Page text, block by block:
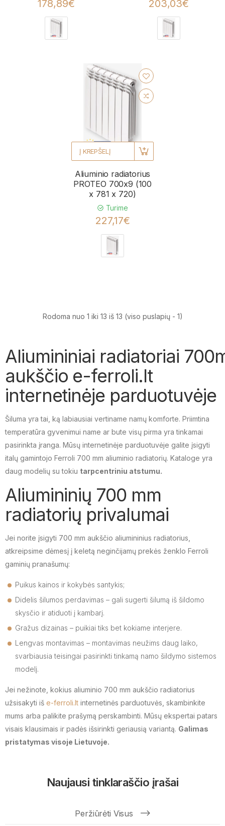
178,89€ 203,03€
Į KREPŠELĮ
Aliuminio radiatorius
PROTEO 700x9 (100
x 781 x 720)
Turime
227,17€
Rodoma nuo 1 iki 13 iš 13 (viso puslapių - 1)
Aliumininiai radiatoriai
aukščio e-ferroli.lt
internetinėje parduotuvėje
Šiluma yra tai, ką labiausiai vertiname namų komforte. Priimtina
temperatūra gyvenimui name ar bute visų pirma yra tinkamai
pasirinkta įranga. Mūsų internetinėje parduotuvėje galite įsigyti
italų gamintojo Ferroli 700 mm aliuminio radiatorių. Kataloge yra
daug modelių su tokiu tarpcentriniu atstumu.
Aliumininių 700 mm
radiatorių privalumai
Jei norite įsigyti 700 mm aukščio aliumininius radiatorius,
atkreipsime dėmesį į keletą neginčijamų prekės ženklo Ferroli
gaminių pranašumų:
Puikus kainos ir kokybės santykis;
Didelis šilumos perdavimas – gali sugerti šilumą iš šildomo
skysčio ir atiduoti į kambarį.
Gražus dizainas – puikiai tiks bet kokiame interjere.
Lengvas montavimas – montavimas neužims daug laiko,
svarbiausia teisingai pasirinkti tinkamą namo šildymo sistemos
modelį.
Jei nežinote, kokius aliuminio 700 mm aukščio radiatorius
užsisakyti iš e-ferroli.lt internetinės parduotuvės, skambinkite
mums arba palikite prašymą perskambinti. Mūsų ekspertai patars
visais klausimais ir padės išsirinkti geriausią variantą. Galimas
pristatymas visoje Lietuvoje.
Naujausi tinklaraščio įrašai
Peržiūrėti Visus